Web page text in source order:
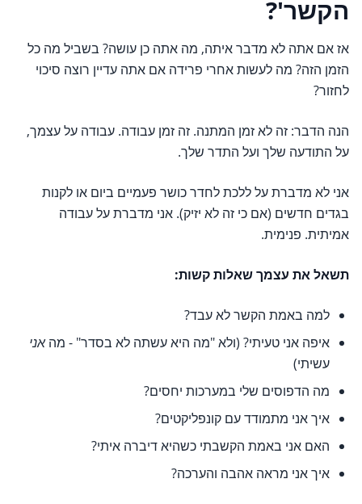
הקשר'?
אז אם אתה לא מדבר איתה, מה אתה כן עושה? בשביל מה כל
הזמן הזה? מה לעשות אחרי פרידה אם אתה עדיין רוצה סיכוי
לחזור?
הנה הדבר: זה לא זמן המתנה. זה זמן עבודה. עבודה על עצמך,
על התודעה שלך ועל התדר שלך.
אני לא מדברת על ללכת לחדר כושר פעמיים ביום או לקנות
בגדים חדשים (אם כי זה לא יזיק). אני מדברת על עבודה
אמיתית. פנימית.
תשאל את עצמך שאלות קשות:
למה באמת הקשר לא עבד?
איפה אני טעיתי? (ולא "מה היא עשתה לא בסדר" - מהאני
עשיתי)
מה הדפוסים שלי במערכות יחסים?
איך אני מתמודד עם קונפליקטים?
האם אני באמת הקשבתי כשהיא דיברה איתי?
איך אני מראה אהבה והערכה?